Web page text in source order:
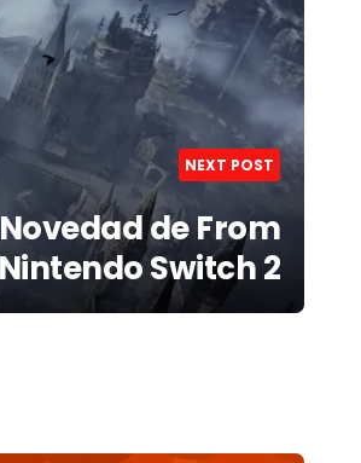
NEXT POST
de From
Switch 2